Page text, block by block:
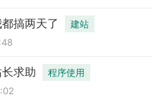
搞两天了
建站
求助
程序使用